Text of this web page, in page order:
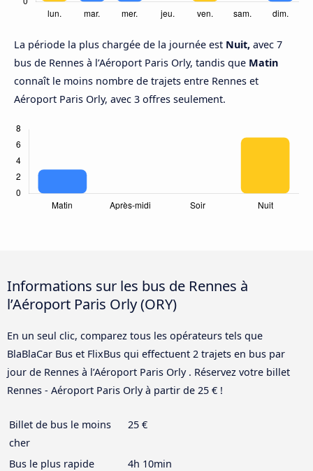
La période la plus chargée de la journée est Nuit, avec 7
bus de Rennes à l’Aéroport Paris Orly, tandis que Matin
connaît le moins nombre de trajets entre Rennes et
Aéroport Paris Orly, avec 3 offres seulement.
Informations sur les bus de Rennes à
l’Aéroport Paris Orly (ORY)
En un seul clic, comparez tous les opérateurs tels que
BlaBlaCar Bus et FlixBus qui effectuent 2 trajets en bus par
jour de Rennes à l’Aéroport Paris Orly . Réservez votre billet
Rennes - Aéroport Paris Orly à partir de 25 € !
Billet de bus le moins
cher
25 €
Bus le plus rapide
4h 10min